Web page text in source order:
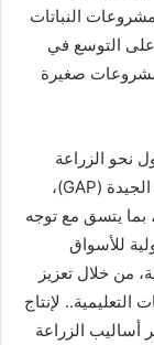
النباتات
على التوسع في
مشروعات صغيرة
نحو الزراعة
العضوية والنظيفة، وتطبيق الممارسات الزراعية الجيدة (GAP)،
بما يتسق مع توجه
للأسواق
من خلال تعزيز
لإنتاج
أساليب الزراعة